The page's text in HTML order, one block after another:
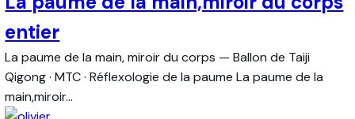
entier
La paume de la main, miroir du corps — Ballon de Taiji
Qigong · MTC · Réflexologie de la paume La paume de la
main,miroir…